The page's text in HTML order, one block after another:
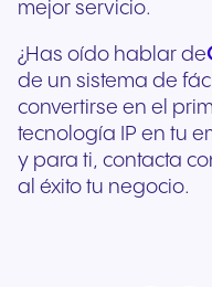
mejor servicio.
¿Has oído hablar de
de un sistema de
convertirse en el
tecnología IP en tu
y para ti, contacta
al éxito tu negocio.